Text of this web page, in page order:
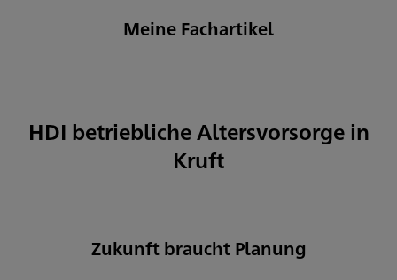
Meine Fachartikel
HDI betriebliche Altersvorsorge in
Kruft
Zukunft braucht Planung